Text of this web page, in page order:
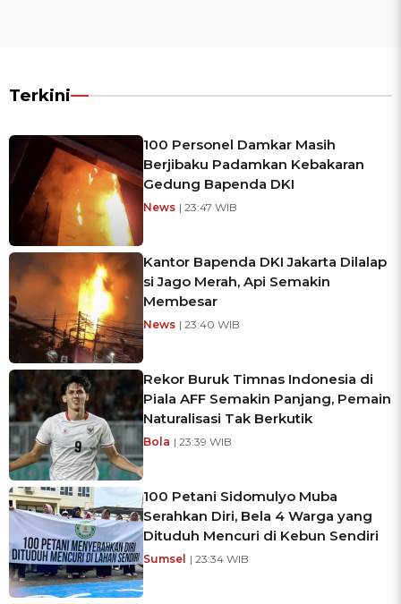
Terkini
100 Personel Damkar Masih
Berjibaku Padamkan Kebakaran
Gedung Bapenda DKI
News | 23:47 WIB
Kantor Bapenda DKI Jakarta Dilalap
si Jago Merah, Api Semakin
Membesar
News | 23:40 WIB
Rekor Buruk Timnas Indonesia di
Piala AFF Semakin Panjang, Pemain
Naturalisasi Tak Berkutik
Bola | 23:39 WIB
100 Petani Sidomulyo Muba
Serahkan Diri, Bela 4 Warga yang
Dituduh Mencuri di Kebun Sendiri
Sumsel | 23:34 WIB